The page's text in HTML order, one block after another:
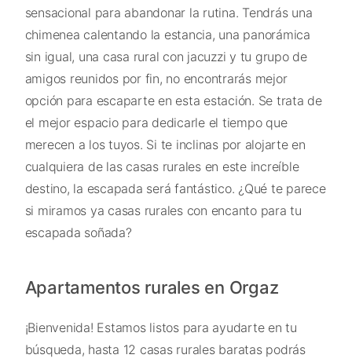
sensacional para abandonar la rutina. Tendrás una
chimenea calentando la estancia, una panorámica
sin igual, una casa rural con jacuzzi y tu grupo de
amigos reunidos por fin, no encontrarás mejor
opción para escaparte en esta estación. Se trata de
el mejor espacio para dedicarle el tiempo que
merecen a los tuyos. Si te inclinas por alojarte en
cualquiera de las casas rurales en este increíble
destino, la escapada será fantástico. ¿Qué te parece
si miramos ya casas rurales con encanto para tu
escapada soñada?
Apartamentos rurales en Orgaz
¡Bienvenida! Estamos listos para ayudarte en tu
búsqueda, hasta 12 casas rurales baratas podrás